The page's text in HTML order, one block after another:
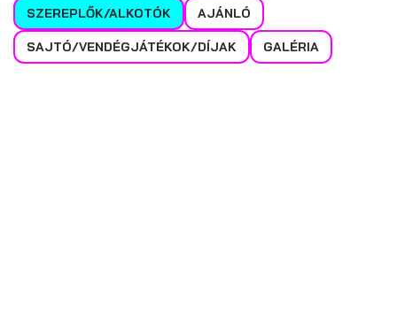
SZEREPLŐK/ALKOTÓK AJÁNLÓ
SAJTÓ/VENDÉGJÁTÉKOK/DÍJAK GALÉRIA